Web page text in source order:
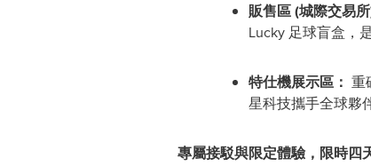
販售區(城際交易所
Lucky 足球盲盒，
特仕機展示區： 重
星科技攜手全球夥
專屬接駁與限定體驗，限時四